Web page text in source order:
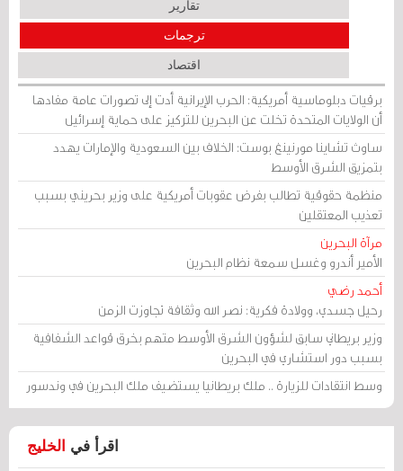
تقارير
ترجمات
اقتصاد
برقيات دبلوماسية أمريكية: الحرب الإيرانية أدت إلى تصورات عامة مفادها
أن الولايات المتحدة تخلت عن البحرين للتركيز على حماية إسرائيل
ساوث تشاينا مورنينغ بوست: الخلاف بين السعودية والإمارات يهدد
بتمزيق الشرق الأوسط
منظمة حقوقية تطالب بفرض عقوبات أمريكية على وزير بحريني بسبب
تعذيب المعتقلين
مرآة البحرين
الأمير أندرو وغسل سمعة نظام البحرين
أحمد رضي
رحيل جسدي، وولادة فكرية: نصر الله وثقافة تجاوزت الزمن
وزير بريطاني سابق لشؤون الشرق الأوسط متهم بخرق قواعد الشفافية
بسبب دور استشاري في البحرين
وسط انتقادات للزيارة .. ملك بريطانيا يستضيف ملك البحرين في وندسور
اقرأ في الخليج